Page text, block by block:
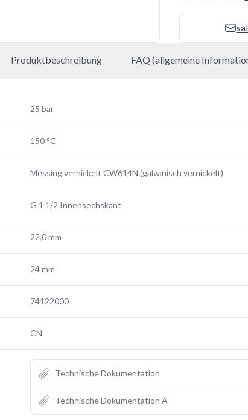
Produktbeschreibung FAQ (allgemeine
25 bar
150 °C
Messing vernickelt CW614N (galvanisch vernickelt)
G 1 1/2 Innensechskant
22,0 mm
24 mm
74122000
CN
Technische Dokumentation
Technische Dokumentation A